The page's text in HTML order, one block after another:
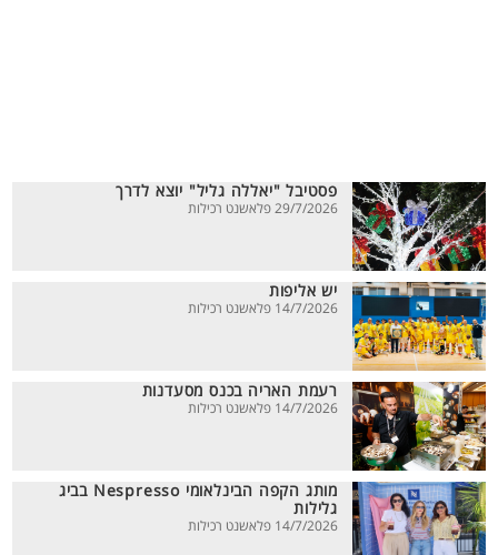
פסטיבל "יאללה גליל" יוצא לדרך
29/7/2026 פלאשנט רכילות
יש אליפות
14/7/2026 פלאשנט רכילות
רעמת האריה בכנס מסעדנות
14/7/2026 פלאשנט רכילות
מותג הקפה הבינלאומי Nespresso בביג
גלילות
14/7/2026 פלאשנט רכילות